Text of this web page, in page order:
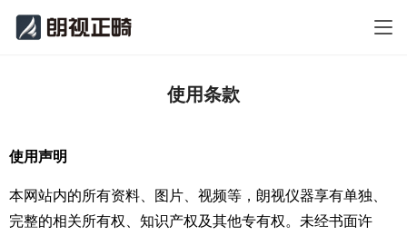
使用条款
使用声明
本网站内的所有资料、图片、视频等，朗视仪器享有单独、
完整的相关所有权、知识产权及其他专有权。未经书面许